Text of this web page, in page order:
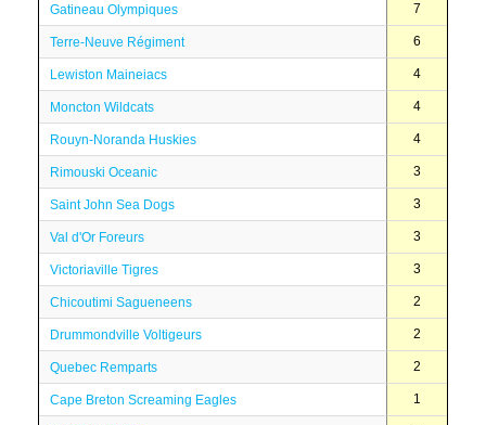
Gatineau Olympiques 7
Terre-Neuve Régiment 6
Lewiston Maineiacs 4
Moncton Wildcats 4
Rouyn-Noranda Huskies 4
Rimouski Oceanic 3
Saint John Sea Dogs 3
Val d'Or Foreurs 3
Victoriaville Tigres 3
Chicoutimi Sagueneens 2
Drummondville Voltigeurs 2
Quebec Remparts 2
Cape Breton Screaming Eagles 1